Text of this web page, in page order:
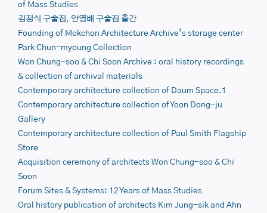
of Mass Studies
김정식 구술집, 안영배 구술집 출간
Founding of Mokchon Architecture Archive’s storage center
Park Chun-myoung Collection
Won Chung-soo & Chi Soon Archive : oral history recordings
& collection of archival materials
Contemporary architecture collection of Daum Space.1
Contemporary architecture collection ofYoon Dong-ju
Gallery
Contemporary architecture collection of Paul Smith Flagship
Store
Acquisition ceremony of architects Won Chung-soo & Chi
Soon
Forum Sites & Systems: 12 Years of Mass Studies
Oral history publication of architects Kim Jung-sik and Ahn